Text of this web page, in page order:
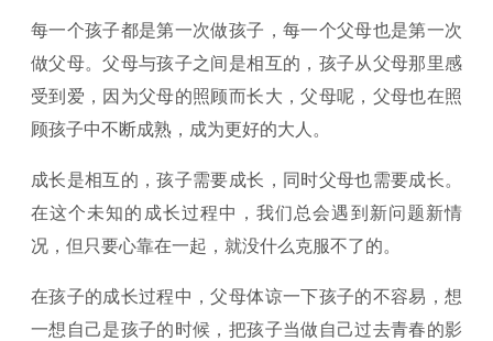
每一个孩子都是第一次做孩子，每一个父母也是第一次
做父母。父母与孩子之间是相互的，孩子从父母那里感
受到爱，因为父母的照顾而长大，父母呢，父母也在照
顾孩子中不断成熟，成为更好的大人。
成长是相互的，孩子需要成长，同时父母也需要成长。
在这个未知的成长过程中，我们总会遇到新问题新情
况，但只要心靠在一起，就没什么克服不了的。
在孩子的成长过程中，父母体谅一下孩子的不容易，想
一想自己是孩子的时候，把孩子当做自己过去青春的影